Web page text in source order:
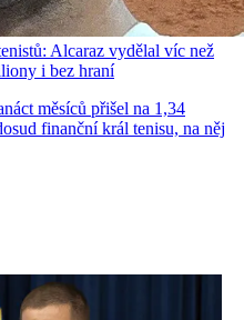
Alcaraz vydělal víc než
i bez hraní
měsíců přišel na 1,34
finanční král tenisu, na něj